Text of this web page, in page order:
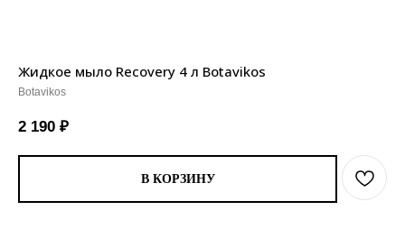
Жидкое мыло Recovery 4 л Botavikos
Botavikos
2 190 ₽
В КОРЗИНУ